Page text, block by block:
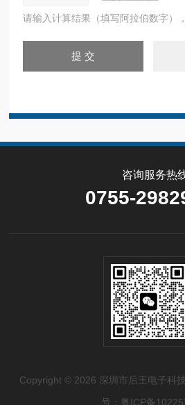
请输入计算结果（填写阿拉伯数字）
咨询服务热
0755-
Copyright © 2026 深圳市后王电子科
号：粤ICP备